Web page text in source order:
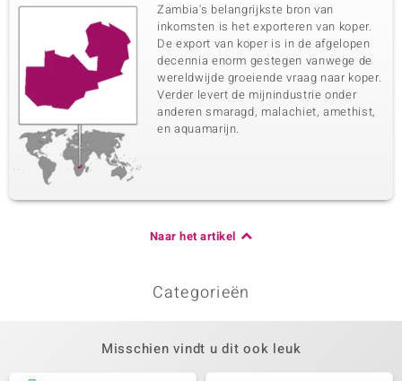
Zambia's belangrijkste bron van
inkomsten is het exporteren van koper.
De export van koper is in de afgelopen
decennia enorm gestegen vanwege de
wereldwijde groeiende vraag naar koper.
Verder levert de mijnindustrie onder
anderen smaragd, malachiet, amethist,
en aquamarijn.
Naar het artikel
Categorieën
Misschien vindt u dit ook leuk